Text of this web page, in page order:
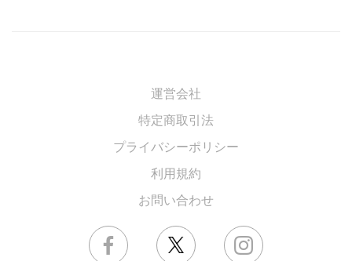
運営会社
特定商取引法
プライバシーポリシー
利用規約
お問い合わせ